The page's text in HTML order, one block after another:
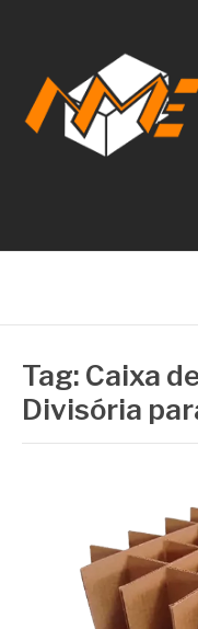
conteúdo
Tag: Caixa
Divisória